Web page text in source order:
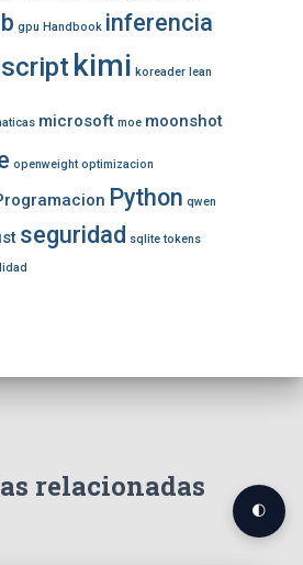
gpu Handbook inferencia
kimi koreader lean
microsoft moe moonshot
openweight optimizacion
Python qwen
seguridad sqlite tokens
relacionadas
🌓